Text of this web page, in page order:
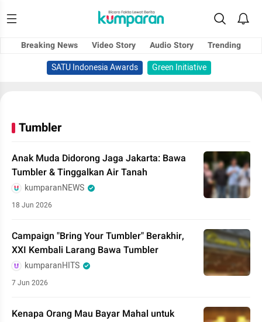
Breaking News Video Story Audio Story
Trending
SATU Indonesia Awards
Green Initiative
Tumbler
Anak Muda Didorong Jaga Jakarta: Bawa
Tumbler & Tinggalkan Air Tanah
kumparanNEWS
18 Jun 2026
Campaign "Bring Your Tumbler" Berakhir,
XXI Kembali Larang Bawa Tumbler
kumparanHITS
7 Jun 2026
Kenapa Orang Mau Bayar Mahal untuk